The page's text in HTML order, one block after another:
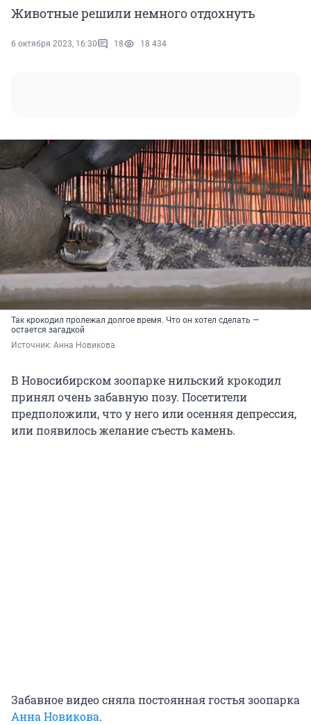
Животные решили немного отдохнуть
6 октября 2023, 16:30 18 18 434
Так крокодил пролежал долгое время. Что он хотел сделать —
остается загадкой
Источник: Анна Новикова
В Новосибирском зоопарке нильский крокодил
принял очень забавную позу. Посетители
предположили, что у него или осенняя депрессия,
или появилось желание съесть камень.
Забавное видео сняла постоянная гостья зоопарка
Анна Новикова.